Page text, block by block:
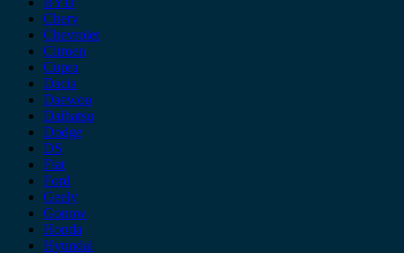
Chery
Chevrolet
Citroen
Cupra
Dacia
Daewoo
Daihatsu
Dodge
DS
Fiat
Ford
Geely
Gonow
Honda
Hyundai